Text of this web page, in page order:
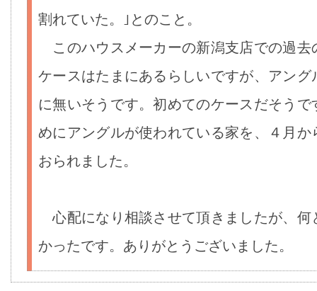
割れていた。｣とのこと。
このハウスメーカーの新潟支店での過去
ケースはたまにあるらしいですが、アン
に無いそうです。初めてのケースだそう
めにアングルが使われている家を、４月
おられました。
心配になり相談させて頂きましたが、何
かったです。ありがとうございました。